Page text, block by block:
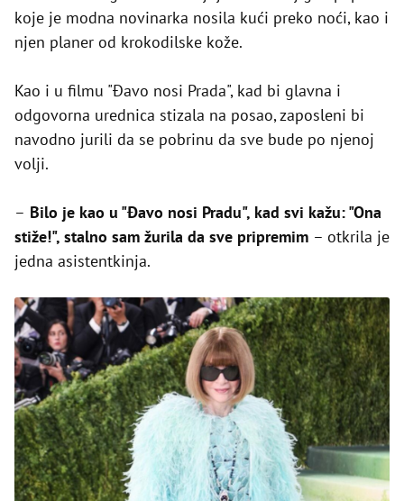
koje je modna novinarka nosila kući preko noći, kao i
njen planer od krokodilske kože.
Kao i u filmu "Đavo nosi Prada", kad bi glavna i
odgovorna urednica stizala na posao, zaposleni bi
navodno jurili da se pobrinu da sve bude po njenoj
volji.
– Bilo je kao u "Đavo nosi Pradu", kad svi kažu: "Ona
stiže!", stalno sam žurila da sve pripremim – otkrila je
jedna asistentkinja.